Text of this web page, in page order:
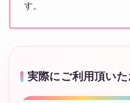
す。
実際にご利用頂い